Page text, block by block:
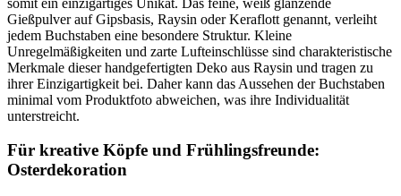
Gießpulver auf Gipsbasis, Raysin oder Keraflott genannt, verleiht
jedem Buchstaben eine besondere Struktur. Kleine
Unregelmäßigkeiten und zarte Lufteinschlüsse sind charakteristische
Merkmale dieser handgefertigten Deko aus Raysin und tragen zu
ihrer Einzigartigkeit bei. Daher kann das Aussehen der Buchstaben
minimal vom Produktfoto abweichen, was ihre Individualität
unterstreicht.
Für kreative Köpfe und Frühlingsfreunde:
Osterdekoration